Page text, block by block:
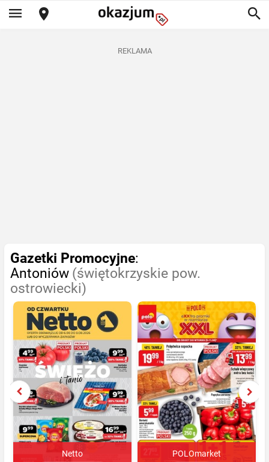
REKLAMA
Gazetki Promocyjne:
Antoniów (świętokrzyskie pow.
ostrowiecki)
Netto POLOmarket